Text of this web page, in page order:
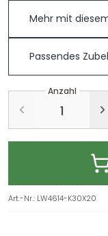
Mehr mit
Passendes
Anzahl
Art.-Nr.: LW4614-K30X20